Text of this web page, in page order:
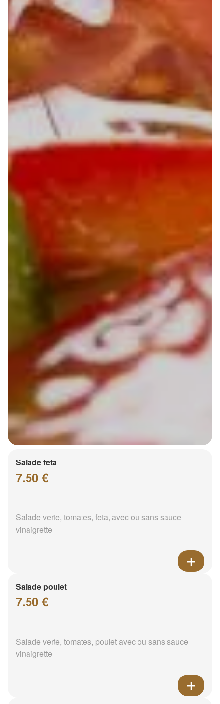
Salade feta
7.50 €
Salade verte, tomates, feta, avec ou sans sauce
vinaigrette
Salade poulet
7.50 €
Salade verte, tomates, poulet avec ou sans sauce
vinaigrette